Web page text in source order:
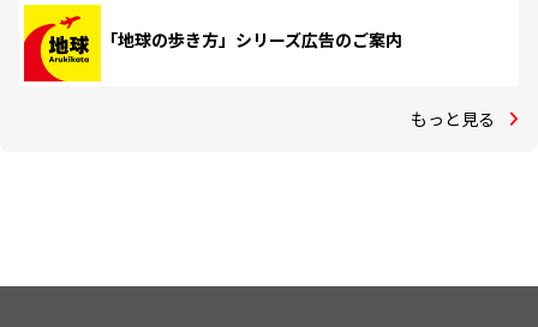
「地球の歩き方」シリーズ広告のご案内
もっと見る